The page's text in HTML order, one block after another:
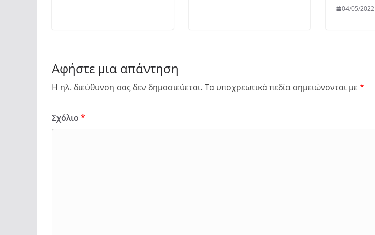
04/05/2022
Αφήστε μια απάντηση
Η ηλ. διεύθυνση σας δεν δημοσιεύεται. Τα υποχρεωτικά πεδία σημειώνονται με *
Σχόλιο *